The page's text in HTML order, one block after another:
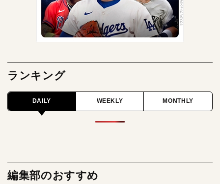
ランキング
DAILY WEEKLY MONTHLY
編集部のおすすめ